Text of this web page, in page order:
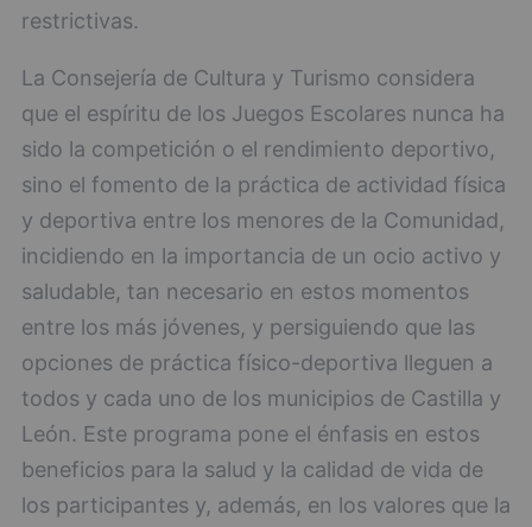
restrictivas.
La Consejería de Cultura y Turismo considera
que el espíritu de los Juegos Escolares nunca ha
sido la competición o el rendimiento deportivo,
sino el fomento de la práctica de actividad física
y deportiva entre los menores de la Comunidad,
incidiendo en la importancia de un ocio activo y
saludable, tan necesario en estos momentos
entre los más jóvenes, y persiguiendo que las
opciones de práctica físico-deportiva lleguen a
todos y cada uno de los municipios de Castilla y
León. Este programa pone el énfasis en estos
beneficios para la salud y la calidad de vida de
los participantes y, además, en los valores que la